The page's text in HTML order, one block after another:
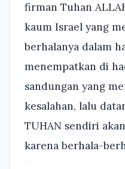
firman Tuhan
kaum Israel yang
berhalanya dalam
menempatkan di
sandungan yang
kesalahan, lalu
TUHAN sendiri
karena berhala-